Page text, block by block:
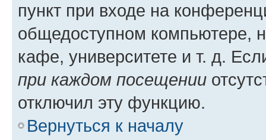
пункт при входе на
общедоступном компьютере,
кафе, университете и т. д.
при каждом посещении
отключил эту функцию.
Вернуться к началу